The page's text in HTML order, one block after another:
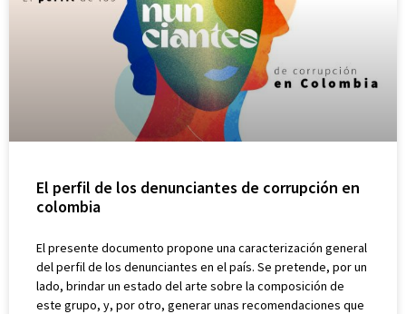
El perfil de los denunciantes de corrupción en
colombia
El presente documento propone una caracterización general
del perfil de los denunciantes en el país. Se pretende, por un
lado, brindar un estado del arte sobre la composición de
este grupo, y, por otro, generar unas recomendaciones que